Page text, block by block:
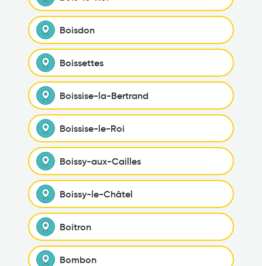
Boisdon
Boissettes
Boissise-la-Bertrand
Boissise-le-Roi
Boissy-aux-Cailles
Boissy-le-Châtel
Boitron
Bombon